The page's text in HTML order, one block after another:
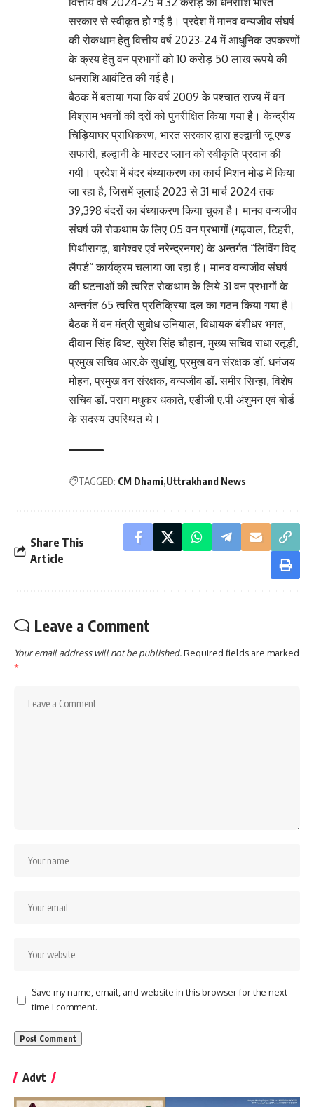
सरकार से स्वीकृत हो गई है। प्रदेश में मानव वन्यजीव संघर्ष
की रोकथाम हेतु वित्तीय वर्ष 2023-24 में आधुनिक उपकरणों
के क्रय हेतु वन प्रभागों को 10 करोड़ 50 लाख रूपये की
धनराशि आवंटित की गई है।
बैठक में बताया गया कि वर्ष 2009 के पश्चात राज्य में वन
विश्राम भवनों की दरों को पुनरीक्षित किया गया है। केन्द्रीय
चिड़ियाघर प्राधिकरण, भारत सरकार द्वारा हल्द्वानी जू एण्ड
सफारी, हल्द्वानी के मास्टर प्लान को स्वीकृति प्रदान की
गयी। प्रदेश में बंदर बंध्याकरण का कार्य मिशन मोड में किया
जा रहा है, जिसमें जुलाई 2023 से 31 मार्च 2024 तक
39,398 बंदरों का बंध्याकरण किया चुका है। मानव वन्यजीव
संघर्ष की रोकथाम के लिए 05 वन प्रभागों (गढ़वाल, टिहरी,
पिथौरागढ़, बागेश्वर एवं नरेन्द्रनगर) के अन्तर्गत “लिविंग विद
लैपर्ड“ कार्यक्रम चलाया जा रहा है। मानव वन्यजीव संघर्ष
की घटनाओं की त्वरित रोकथाम के लिये 31 वन प्रभागों के
अन्तर्गत 65 त्वरित प्रतिक्रिया दल का गठन किया गया है।
बैठक में वन मंत्री सुबोध उनियाल, विधायक बंशीधर भगत,
दीवान सिंह बिष्ट, सुरेश सिंह चौहान, मुख्य सचिव राधा रतूड़ी,
प्रमुख सचिव आर.के सुधांशु, प्रमुख वन संरक्षक डॉ. धनंजय
मोहन, प्रमुख वन संरक्षक, वन्यजीव डॉ. समीर सिन्हा, विशेष
सचिव डॉ. पराग मधुकर धकाते, एडीजी ए.पी अंशुमन एवं बोर्ड
के सदस्य उपस्थित थे।
TAGGED: CM Dhami Uttrakhand News
Share This
Article
Leave a Comment
Your email address will not be published.Required fields are marked
*
Save my name, email, and website in this browser for the next
time I comment.
Advt